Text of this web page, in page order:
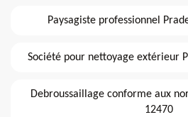
Paysagiste professionnel
Société pour nettoyage extérieur
Debroussaillage conforme aux
12470